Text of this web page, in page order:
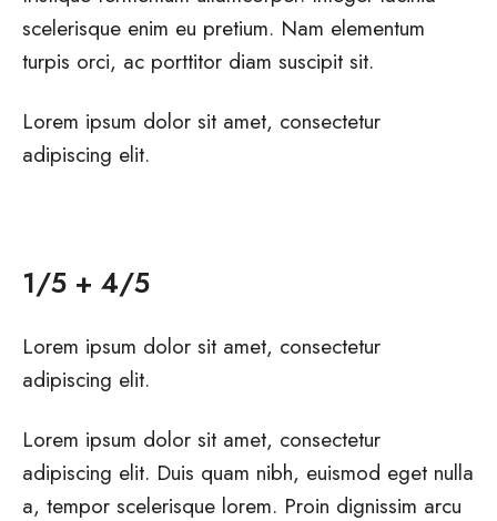
scelerisque enim eu pretium. Nam elementum
turpis orci, ac porttitor diam suscipit sit.
Lorem ipsum dolor sit amet, consectetur
adipiscing elit.
1/5 + 4/5
Lorem ipsum dolor sit amet, consectetur
adipiscing elit.
Lorem ipsum dolor sit amet, consectetur
adipiscing elit. Duis quam nibh, euismod eget nulla
a, tempor scelerisque lorem. Proin dignissim arcu